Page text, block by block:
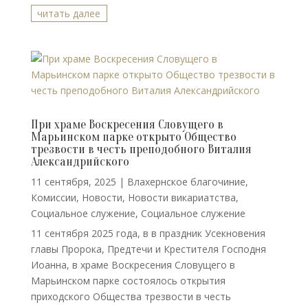
читать далее
При храме Воскресения Словущего в
Марьинском парке открыто Общество
трезвости в честь преподобного Виталия
Александрийского
11 сентября, 2025 | Влахернское благочиние,
Комиссии, Новости, Новости викариатства,
Социальное служение, Социальное служение
11 сентября 2025 года, в в праздник Усекновения
главы Пророка, Предтечи и Крестителя Господня
Иоанна, в храме Воскресения Словущего в
Марьинском парке состоялось открытия
приходского Общества трезвости в честь